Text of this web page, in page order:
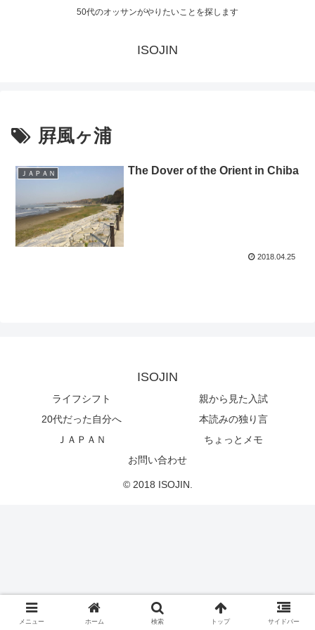
50代のオッサンがやりたいことを探します
ISOJIN
屛風ヶ浦
ＪＡＰＡＮ The Dover of the Orient in Chiba
2018.04.25
ISOJIN
ライフシフト
親から見た入試
20代だった自分へ
本読みの独り言
ＪＡＰＡＮ
ちょっとメモ
お問い合わせ
© 2018 ISOJIN.
メニュー ホーム 検索 トップ サイドバー